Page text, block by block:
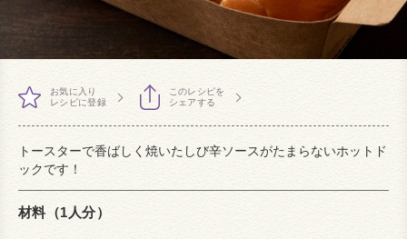
お気に入り
レシピに登録
このレシピを
シェアする
トースターで香ばしく焼いたしび辛ソースがたまらないホットド
ックです！
材料（1人分）